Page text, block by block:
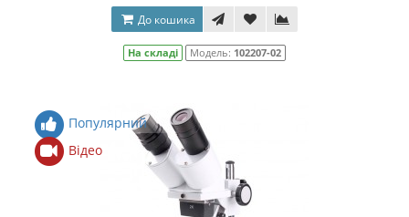
До кошика
На складі Модель: 102207-02
Популярний
Відео